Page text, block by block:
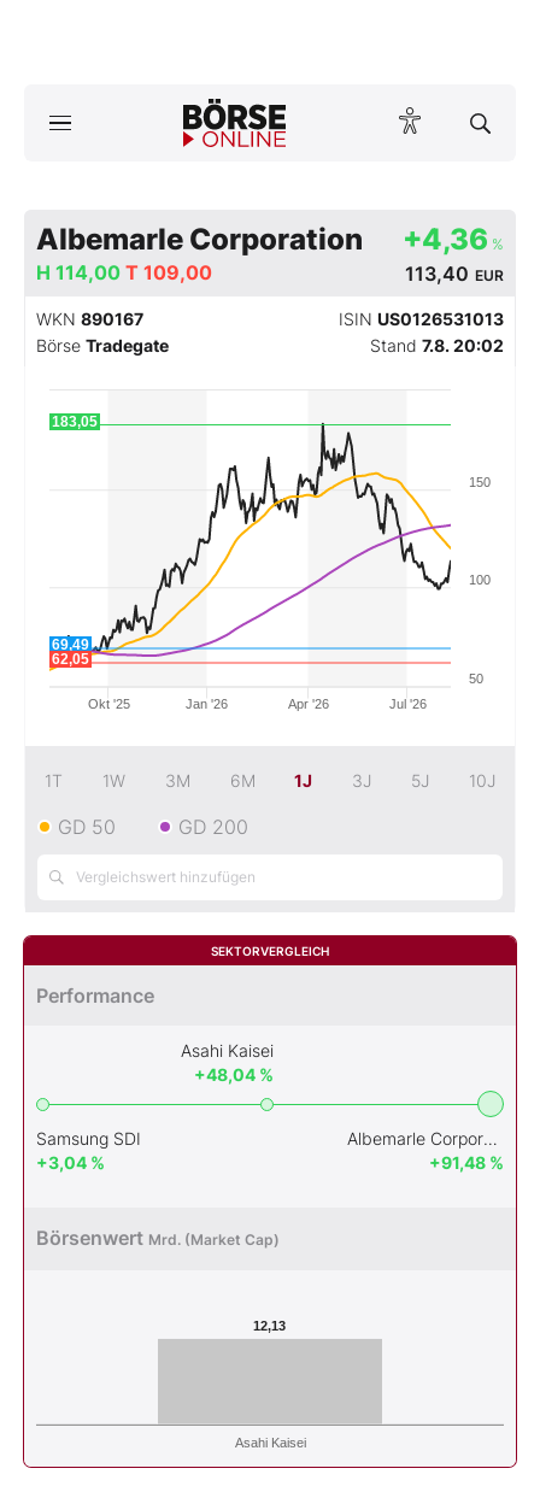
Anlageprodukte
Finanz-Check
Abo & Shop
Mein Konto
Kontakt
Albemarle Corporation +4,36 %
113,40 EUR
H 114,00 T 109,00
WKN 890167 ISIN US0126531013
Börse Tradegate Stand 7.8. 20:02
Jan '26 Jul '26
Okt '25 Apr '26
50
100
150
69,49
62,05
183,05
1T 1W 3M 6M 1J 3J 5J 10J
GD 50 GD 200
SEKTORVERGLEICH
Performance
Samsung SDI
+3,04 %
Asahi Kaisei
+48,04 %
Albemarle Corporation
+91,48 %
Börsenwert Mrd. (Market Cap)
12,13
Asahi Kaisei